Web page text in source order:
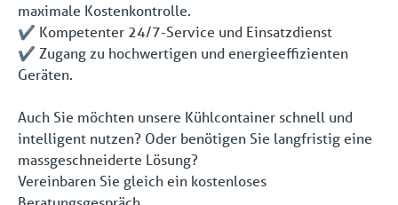
maximale Kostenkontrolle.
✔️ Kompetenter 24/7-Service und Einsatzdienst
✔️ Zugang zu hochwertigen und energieeffizienten
Geräten.
Auch Sie möchten unsere Kühlcontainer schnell und
intelligent nutzen? Oder benötigen Sie langfristig eine
massgeschneiderte Lösung?
Vereinbaren Sie gleich ein kostenloses